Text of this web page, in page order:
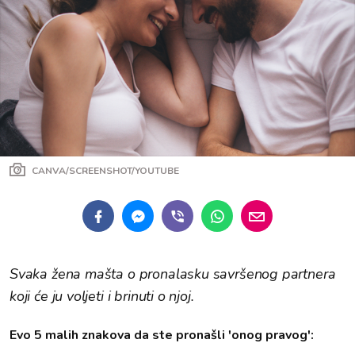
CANVA/SCREENSHOT/YOUTUBE
Svaka žena mašta o pronalasku savršenog partnera
koji će ju voljeti i brinuti o njoj.
Evo 5 malih znakova da ste pronašli 'onog pravog':